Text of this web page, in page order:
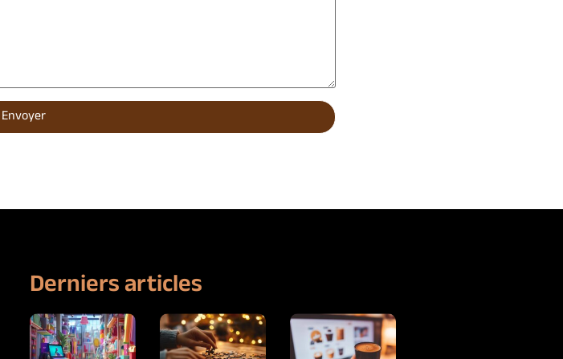
Derniers articles